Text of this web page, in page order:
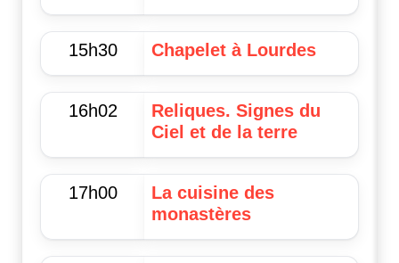
15h30 Chapelet à Lourdes
16h02
Reliques. Signes du
Ciel et de la terre
17h00
La cuisine des
monastères